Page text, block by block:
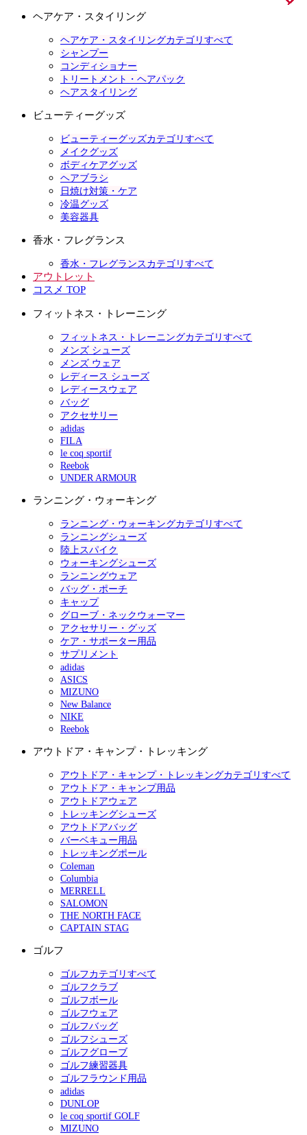
ヘアケア・スタイリング
ヘアケア・スタイリングカテゴリすべて
シャンプー
コンディショナー
トリートメント・ヘアパック
ヘアスタイリング
ビューティーグッズ
ビューティーグッズカテゴリすべて
メイクグッズ
ボディケアグッズ
ヘアブラシ
日焼け対策・ケア
冷温グッズ
美容器具
香水・フレグランス
香水・フレグランスカテゴリすべて
アウトレット
コスメ TOP
フィットネス・トレーニング
フィットネス・トレーニングカテゴリすべて
メンズ シューズ
メンズ ウェア
レディース シューズ
レディースウェア
バッグ
アクセサリー
adidas
FILA
le coq sportif
Reebok
UNDER ARMOUR
ランニング・ウォーキング
ランニング・ウォーキングカテゴリすべて
ランニングシューズ
陸上スパイク
ウォーキングシューズ
ランニングウェア
バッグ・ポーチ
キャップ
グローブ・ネックウォーマー
アクセサリー・グッズ
ケア・サポーター用品
サプリメント
adidas
ASICS
MIZUNO
New Balance
NIKE
Reebok
アウトドア・キャンプ・トレッキング
アウトドア・キャンプ・トレッキングカテゴリすべて
アウトドア・キャンプ用品
アウトドアウェア
トレッキングシューズ
アウトドアバッグ
バーベキュー用品
トレッキングポール
Coleman
Columbia
MERRELL
SALOMON
THE NORTH FACE
CAPTAIN STAG
ゴルフ
ゴルフカテゴリすべて
ゴルフクラブ
ゴルフボール
ゴルフウェア
ゴルフバッグ
ゴルフシューズ
ゴルフグローブ
ゴルフ練習器具
ゴルフラウンド用品
adidas
DUNLOP
le coq sportif GOLF
MIZUNO